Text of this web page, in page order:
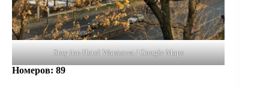
Stay inn Hotel Warszawa / Google Maps
Номеров: 89